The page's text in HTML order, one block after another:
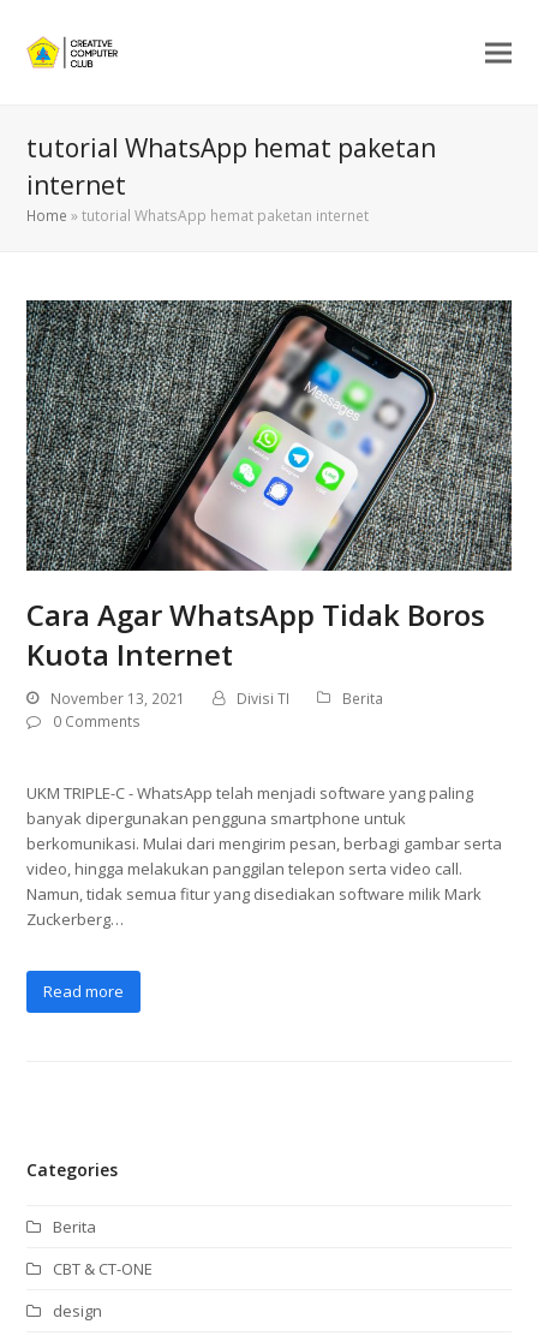
tutorial WhatsApp hemat paketan
internet
Home »tutorial WhatsApp hemat paketan internet
Cara Agar WhatsApp Tidak Boros
Kuota Internet
November 13, 2021 Divisi TI
Berita
0 Comments
UKM TRIPLE-C - WhatsApp telah menjadi software yang paling
banyak dipergunakan pengguna smartphone untuk
berkomunikasi. Mulai dari mengirim pesan, berbagi gambar serta
video, hingga melakukan panggilan telepon serta video call.
Namun, tidak semua fitur yang disediakan software milik Mark
Zuckerberg…
Read more
Categories
Berita
CBT & CT-ONE
design